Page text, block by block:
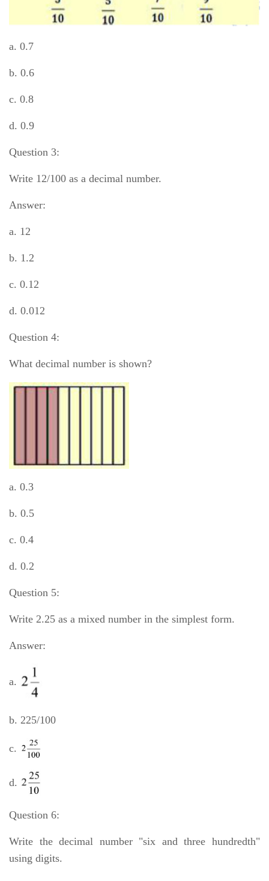
a. 0.7
b. 0.6
c. 0.8
d. 0.9
Question 3:
Write 12/100 as a decimal number.
Answer:
a. 12
b. 1.2
c. 0.12
d. 0.012
Question 4:
What decimal number is shown?
a. 0.3
b. 0.5
c. 0.4
d. 0.2
Question 5:
Write 2.25 as a mixed number in the simplest form.
Answer:
a.
b. 225/100
c.
d.
Question 6:
Write the decimal number "six and three hundredth"
using digits.